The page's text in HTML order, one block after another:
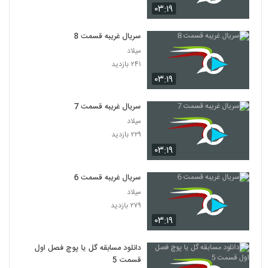
۰۳:۱۹
۰۳:۱۹
سریال غریبه قسمت 8
میلاد
۲۴۱ بازدید
۰۳:۱۹
سریال غریبه قسمت 7
میلاد
۲۲۹ بازدید
۰۳:۱۹
سریال غریبه قسمت 6
میلاد
۲۷۹ بازدید
دانلود مسابقه گل یا پوچ فصل اول
قسمت 5